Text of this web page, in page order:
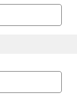
レンタル
バイルビューア